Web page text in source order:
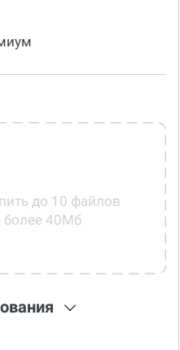
до 10 файлов
40Мб